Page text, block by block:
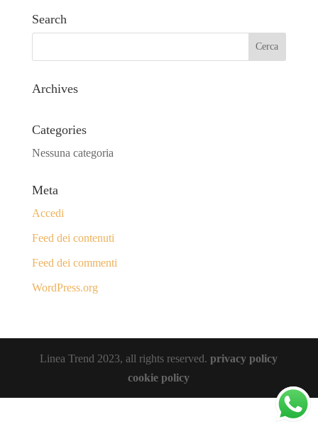
Search
Archives
Categories
Nessuna categoria
Meta
Accedi
Feed dei contenuti
Feed dei commenti
WordPress.org
Linea Trend 2023, all rights reserved.privacy policy
cookie policy